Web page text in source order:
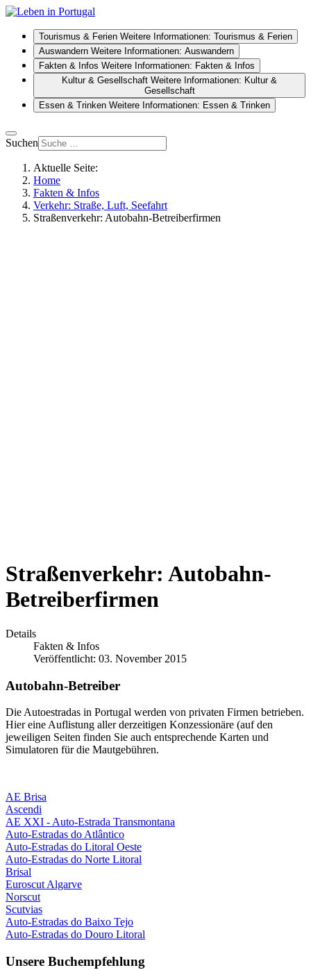
Tourismus & Ferien Weitere Informationen: Tourismus & Ferien
Auswandern Weitere Informationen: Auswandern
Fakten & Infos Weitere Informationen: Fakten & Infos
Kultur & Gesellschaft Weitere Informationen: Kultur &
Gesellschaft
Essen & Trinken Weitere Informationen: Essen & Trinken
Suchen
Aktuelle Seite:
Home
Fakten & Infos
Verkehr: Straße, Luft, Seefahrt
Straßenverkehr: Autobahn-Betreiberfirmen
Straßenverkehr: Autobahn-
Betreiberfirmen
Details
Fakten & Infos
Veröffentlicht: 03. November 2015
Autobahn-Betreiber
Die Autoestradas in Portugal werden von privaten Firmen betrieben.
Hier eine Auflistung aller derzeitigen Konzessionäre (auf den
jeweiligen Seiten finden Sie auch entsprechende Karten und
Simulatoren für die Mautgebühren.
AE Brisa
Ascendi
AE XXI - Auto-Estrada Transmontana
Auto-Estradas do Atlântico
Auto-Estradas do Litoral Oeste
Auto-Estradas do Norte Litoral
Brisal
Euroscut Algarve
Norscut
Scutvias
Auto-Estradas do Baixo Tejo
Auto-Estradas do Douro Litoral
Unsere Buchempfehlung